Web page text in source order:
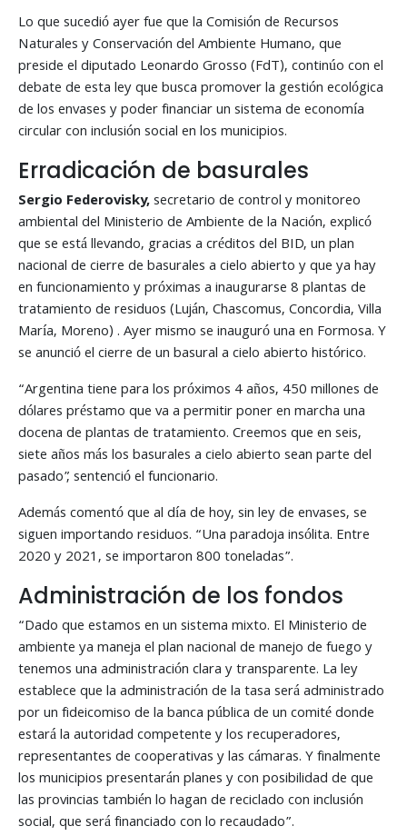
Lo que sucedió ayer fue que la Comisión de Recursos
Naturales y Conservación del Ambiente Humano, que
preside el diputado Leonardo Grosso (FdT), continúo con el
debate de esta ley que busca promover la gestión ecológica
de los envases y poder financiar un sistema de economía
circular con inclusión social en los municipios.
Erradicación de basurales
Sergio Federovisky,secretario de control y monitoreo
ambiental del Ministerio de Ambiente de la Nación, explicó
que se está llevando, gracias a créditos del BID, un plan
nacional de cierre de basurales a cielo abierto y que ya hay
en funcionamiento y próximas a inaugurarse 8 plantas de
tratamiento de residuos (Luján, Chascomus, Concordia, Villa
María, Moreno) . Ayer mismo se inauguró una en Formosa. Y
se anunció el cierre de un basural a cielo abierto histórico.
“Argentina tiene para los próximos 4 años, 450 millones de
dólares préstamo que va a permitir poner en marcha una
docena de plantas de tratamiento. Creemos que en seis,
siete años más los basurales a cielo abierto sean parte del
pasado”, sentenció el funcionario.
Además comentó que al día de hoy, sin ley de envases, se
siguen importando residuos. “Una paradoja insólita. Entre
2020 y 2021, se importaron 800 toneladas”.
Administración de los fondos
“Dado que estamos en un sistema mixto. El Ministerio de
ambiente ya maneja el plan nacional de manejo de fuego y
tenemos una administración clara y transparente. La ley
establece que la administración de la tasa será administrado
por un fideicomiso de la banca pública de un comité donde
estará la autoridad competente y los recuperadores,
representantes de cooperativas y las cámaras. Y finalmente
los municipios presentarán planes y con posibilidad de que
las provincias también lo hagan de reciclado con inclusión
social, que será financiado con lo recaudado”.